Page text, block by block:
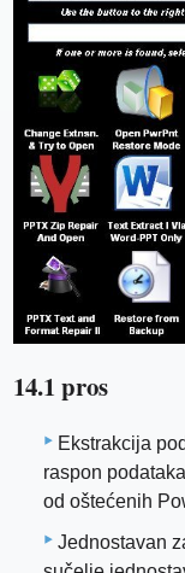
14.1 pros
Ekstrakcija
raspon
od oštećenih
Jednostavan